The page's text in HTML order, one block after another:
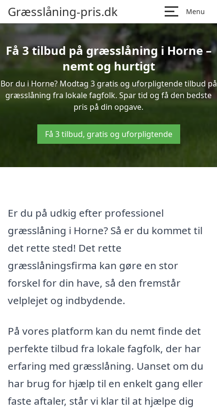
Græsslåning-pris.dk Menu
Få 3 tilbud på græsslåning i Horne –
nemt og hurtigt
Bor du i Horne? Modtag 3 gratis og uforpligtende tilbud på
græsslåning fra lokale fagfolk. Spar tid og få den bedste
pris på din opgave.
Få 3 tilbud, gratis og uforpligtende
Er du på udkig efter professionel
græsslåning i Horne? Så er du kommet til
det rette sted! Det rette
græsslåningsfirma kan gøre en stor
forskel for din have, så den fremstår
velplejet og indbydende.
På vores platform kan du nemt finde det
perfekte tilbud fra lokale fagfolk, der har
erfaring med græsslåning. Uanset om du
har brug for hjælp til en enkelt gang eller
faste aftaler, står vi klar til at hjælpe dig